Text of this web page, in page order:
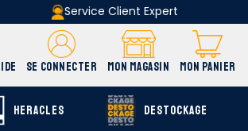
Service Client Expert
SE CONNECTER MON MAGASIN MON PANIER
HERACLES DESTOCKAGE